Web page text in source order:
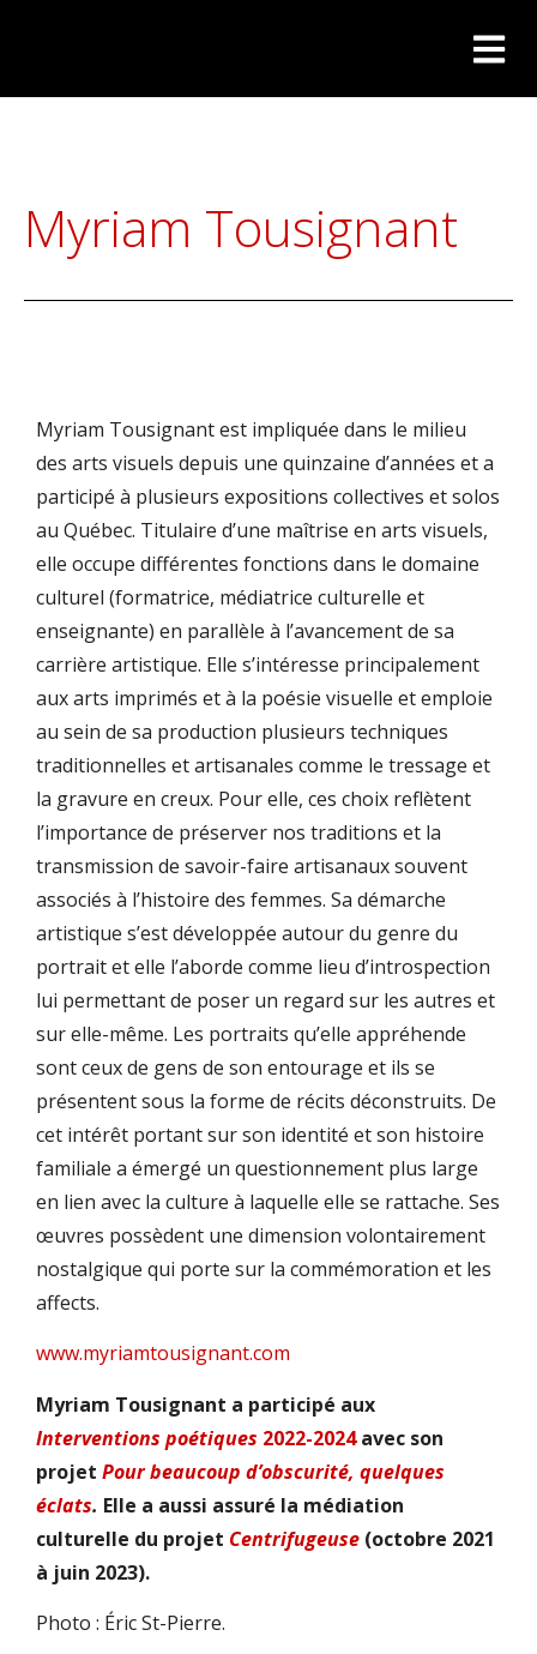
Myriam Tousignant
Myriam Tousignant est impliquée dans le milieu
des arts visuels depuis une quinzaine d’années et a
participé à plusieurs expositions collectives et solos
au Québec. Titulaire d’une maîtrise en arts visuels,
elle occupe différentes fonctions dans le domaine
culturel (formatrice, médiatrice culturelle et
enseignante) en parallèle à l’avancement de sa
carrière artistique. Elle s’intéresse principalement
aux arts imprimés et à la poésie visuelle et emploie
au sein de sa production plusieurs techniques
traditionnelles et artisanales comme le tressage et
la gravure en creux. Pour elle, ces choix reflètent
l’importance de préserver nos traditions et la
transmission de savoir-faire artisanaux souvent
associés à l’histoire des femmes. Sa démarche
artistique s’est développée autour du genre du
portrait et elle l’aborde comme lieu d’introspection
lui permettant de poser un regard sur les autres et
sur elle-même. Les portraits qu’elle appréhende
sont ceux de gens de son entourage et ils se
présentent sous la forme de récits déconstruits. De
cet intérêt portant sur son identité et son histoire
familiale a émergé un questionnement plus large
en lien avec la culture à laquelle elle se rattache. Ses
œuvres possèdent une dimension volontairement
nostalgique qui porte sur la commémoration et les
affects.
www.myriamtousignant.com
Myriam Tousignant a participé aux
Interventions poétiques 2022-2024 avec son
projet Pour beaucoup d’obscurité, quelques
éclats. Elle a aussi assuré la médiation
culturelle du projet Centrifugeuse (octobre 2021
à juin 2023).
Photo : Éric St-Pierre.